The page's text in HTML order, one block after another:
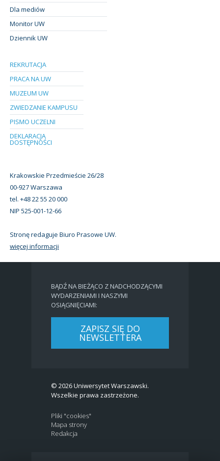
Dla mediów
Monitor UW
Dziennik UW
REKRUTACJA
PRACA NA UW
MUZEUM UW
ZWIEDZANIE KAMPUSU
PISMO UCZELNI
DEKLARACJA
DOSTĘPNOŚCI
Krakowskie Przedmieście 26/28
00-927 Warszawa
tel. +48 22 55 20 000
NIP 525-001-12-66
Stronę redaguje Biuro Prasowe UW.
więcej informacji
BĄDŹ NA BIEŻĄCO Z NADCHODZĄCYMI
WYDARZENIAMI I NASZYMI
OSIĄGNIĘCIAMI:
ZAPISZ SIĘ DO
NEWSLETTERA
© 2026 Uniwersytet Warszawski.
Wszelkie prawa zastrzeżone.
Pliki "cookies"
Mapa strony
Redakcja